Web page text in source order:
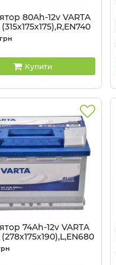
80Ah-12v VARTA
5237292178
грн
Купити
74Ah-12v VARTA
013 068